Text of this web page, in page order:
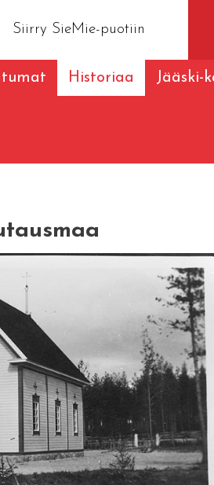
Siirry SieMie-puotiin
Historiaa Jääski-